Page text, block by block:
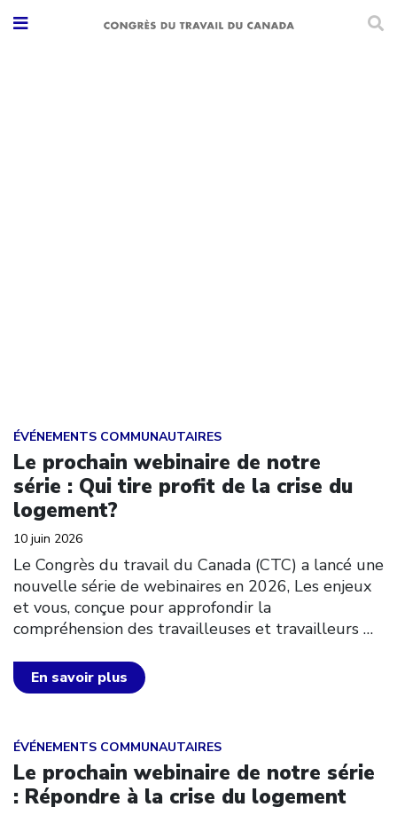
ÉVÉNEMENTS COMMUNAUTAIRES
Le prochain webinaire de notre
série : Qui tire profit de la crise du
logement?
10 juin 2026
Le Congrès du travail du Canada (CTC) a lancé une
nouvelle série de webinaires en 2026, Les enjeux
et vous, conçue pour approfondir la
compréhension des travailleuses et travailleurs …
En savoir plus
Click to open the link
ÉVÉNEMENTS COMMUNAUTAIRES
Le prochain webinaire de notre série
: Répondre à la crise du logement
Click to open the link